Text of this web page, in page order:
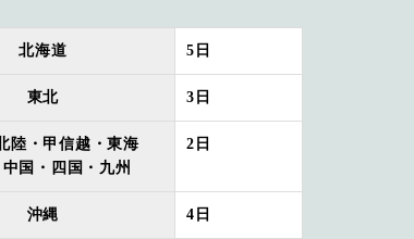
北海道 5日
東北 3日
陸・甲信越・東海
国・四国・九州
2日
沖縄 4日